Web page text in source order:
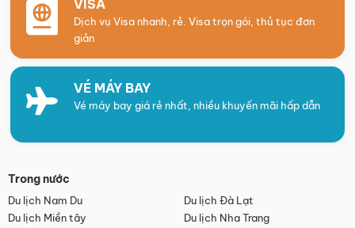
VISA
Dịch vụ Visa nhanh, rẻ. Visa trọn gói, thủ tục đơn
giản
VÉ MÁY BAY
Vé máy bay giá rẻ nhất, nhiều khuyến mãi hấp dẫn
Trong nước
Du lịch Nam Du
Du lịch Đà Lạt
Du lịch Miền tây
Du lịch Nha Trang